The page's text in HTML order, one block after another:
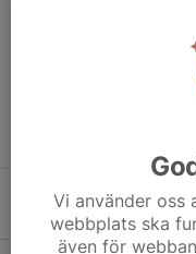
9/8 bokad
3 aug, 10:34
Vi använder
webbplats ska
även för